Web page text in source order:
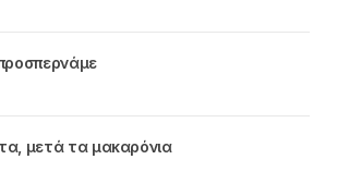
μετά τα μακαρόνια